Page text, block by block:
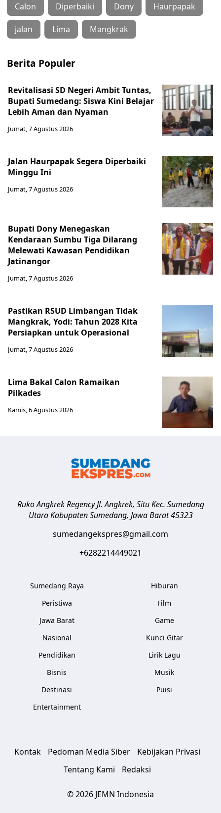
Calon Diperbaiki Dony Haurpapak
jalan Lima Mangkrak
Berita Populer
Revitalisasi SD Negeri Ambit Tuntas,
Bupati Sumedang: Siswa Kini Belajar
Lebih Aman dan Nyaman
Jumat, 7 Agustus 2026
Jalan Haurpapak Segera Diperbaiki
Minggu Ini
Jumat, 7 Agustus 2026
Bupati Dony Menegaskan
Kendaraan Sumbu Tiga Dilarang
Melewati Kawasan Pendidikan
Jatinangor
Jumat, 7 Agustus 2026
Pastikan RSUD Limbangan Tidak
Mangkrak, Yodi: Tahun 2028 Kita
Persiapkan untuk Operasional
Jumat, 7 Agustus 2026
Lima Bakal Calon Ramaikan
Pilkades
Kamis, 6 Agustus 2026
Ruko Angkrek Regency Jl. Angkrek, Situ Kec. Sumedang
Utara Kabupaten Sumedang, Jawa Barat 45323
sumedangekspres@gmail.com
+6282214449021
Sumedang Raya
Peristiwa
Jawa Barat
Nasional
Pendidikan
Bisnis
Destinasi
Entertainment
Hiburan
Film
Game
Kunci Gitar
Lirik Lagu
Musik
Puisi
Kontak Pedoman Media Siber
Kebijakan Privasi
Tentang Kami
Redaksi
© 2026 JEMN Indonesia